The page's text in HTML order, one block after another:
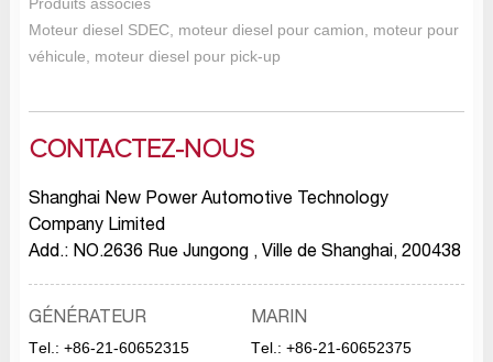
Produits associés
Moteur diesel SDEC, moteur diesel pour camion, moteur pour
véhicule, moteur diesel pour pick-up
CONTACTEZ-NOUS
Shanghai New Power Automotive Technology
Company Limited
Add.: NO.2636 Rue Jungong , Ville de Shanghai, 200438
GÉNÉRATEUR
Тel.: +86-21-60652315
MARIN
Тel.: +86-21-60652375